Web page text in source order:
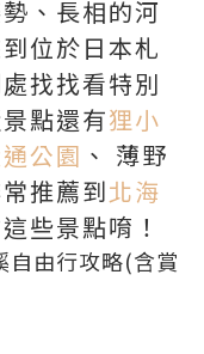
、長相的河
位於日本札
找找看特別
點還有狸小
公園 、 薄野
推薦到北海
些景點唷！
自由行攻略(含賞